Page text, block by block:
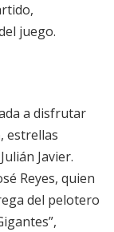
juego.
a disfrutar
estrellas
Javier.
Reyes, quien
del pelotero